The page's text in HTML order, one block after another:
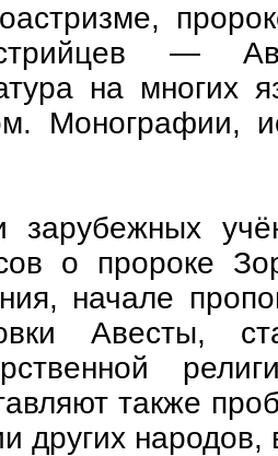
—
на многих
Монографии,
зарубежных
о пророке
начале
Авесты,
также
других